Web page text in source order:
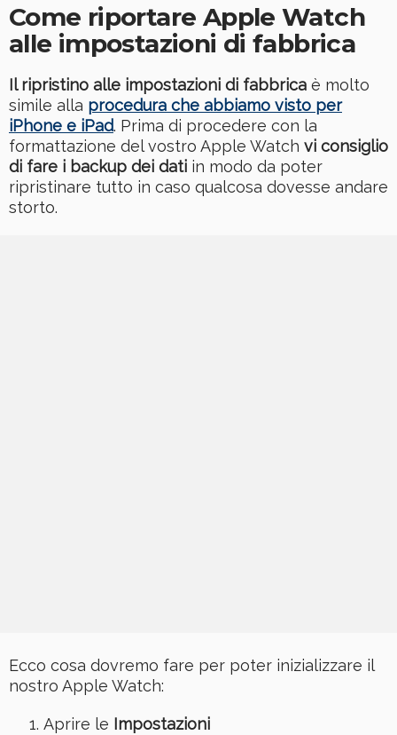
Come riportare Apple Watch
alle impostazioni di fabbrica
Il ripristino alle impostazioni di fabbrica è molto
simile alla procedura che abbiamo visto per
iPhone e iPad. Prima di procedere con la
formattazione del vostro Apple Watch vi consiglio
di fare i backup dei dati in modo da poter
ripristinare tutto in caso qualcosa dovesse andare
storto.
Ecco cosa dovremo fare per poter inizializzare il
nostro Apple Watch:
Aprire le Impostazioni